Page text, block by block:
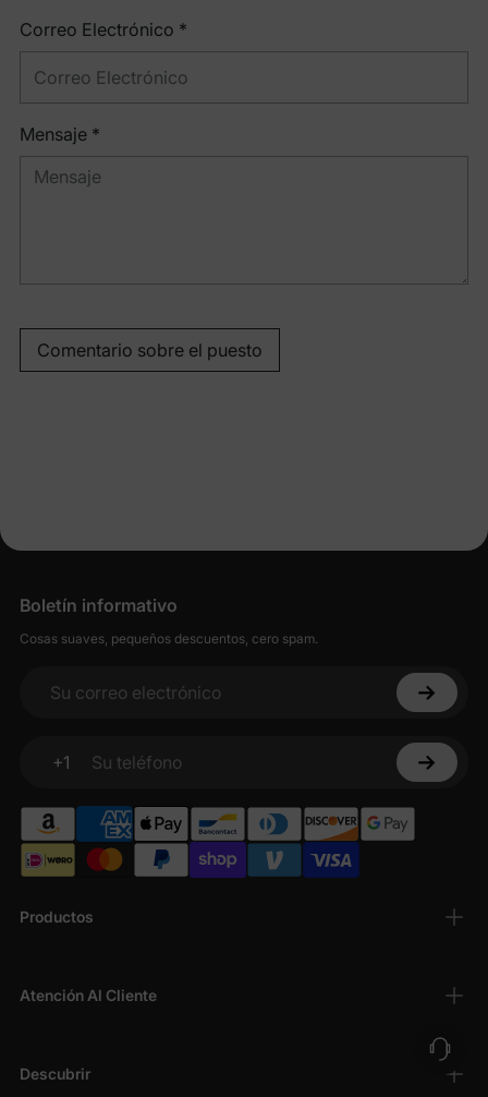
Correo Electrónico *
Mensaje *
Comentario sobre el puesto
Productos
Atención Al Cliente
Descubrir
Boletín informativo
Cosas suaves, pequeños descuentos, cero spam.
Su correo electrónico
+1
Su teléfono